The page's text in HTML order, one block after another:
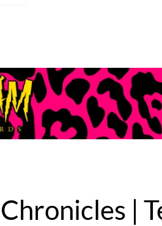
Chronicles |